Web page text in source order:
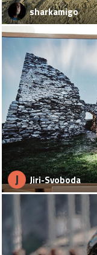
sharkamigo
J Jiri-Svoboda